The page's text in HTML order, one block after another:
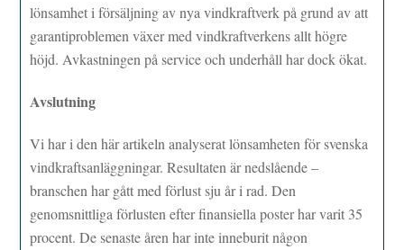
lönsamhet i försäljning av nya vindkraftverk på grund av att
garantiproblemen växer med vindkraftverkens allt högre
höjd. Avkastningen på service och underhåll har dock ökat.
Avslutning
Vi har i den här artikeln analyserat lönsamheten för svenska
vindkraftsanläggningar. Resultaten är nedslående –
branschen har gått med förlust sju år i rad. Den
genomsnittliga förlusten efter finansiella poster har varit 35
procent. De senaste åren har inte inneburit någon